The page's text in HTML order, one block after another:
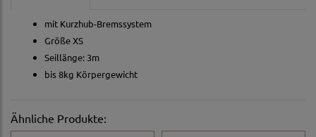
mit Kurzhub-Bremssystem
Größe XS
Seillänge: 3m
bis 8kg Körpergewicht
Ähnliche Produkte: